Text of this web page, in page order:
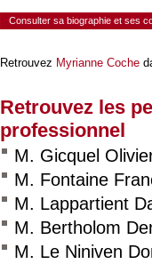
Consulter sa biographie et ses
Retrouvez Myrianne Coche
Retrouvez les
professionnel
M. Gicquel
M. Fontaine
M. Lappartient
M. Bertholom
M. Le Niniven